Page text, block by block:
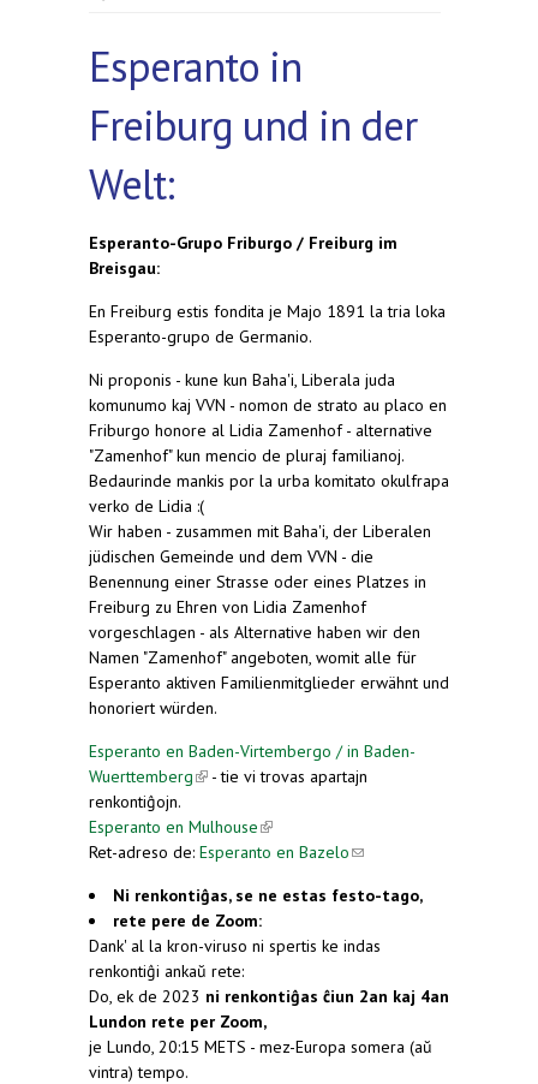
Esperanto in
Freiburg und in der
Welt:
Esperanto-Grupo Friburgo / Freiburg im
Breisgau:
En Freiburg estis fondita je Majo 1891 la tria loka
Esperanto-grupo de Germanio.
Ni proponis - kune kun Baha'i, Liberala juda
komunumo kaj VVN - nomon de strato au placo en
Friburgo honore al Lidia Zamenhof - alternative
"Zamenhof" kun mencio de pluraj familianoj.
Bedaurinde mankis por la urba komitato okulfrapa
verko de Lidia :(
Wir haben - zusammen mit Baha'i, der Liberalen
jüdischen Gemeinde und dem VVN - die
Benennung einer Strasse oder eines Platzes in
Freiburg zu Ehren von Lidia Zamenhof
vorgeschlagen - als Alternative haben wir den
Namen "Zamenhof" angeboten, womit alle für
Esperanto aktiven Familienmitglieder erwähnt und
honoriert würden.
Esperanto en Baden-Virtembergo / in Baden-
Wuerttemberg(link is external)
- tie vi trovas apartajn
renkontiĝojn.
Esperanto en Mulhouse(link is external)
Ret-adreso de: Esperanto en Bazelo(link sends e-
Ni renkontiĝas, se ne estas festo-tago,
rete pere de Zoom:
Dank' al la kron-viruso ni spertis ke indas
renkontiĝi ankaŭ rete:
Do, ek de 2023 ni renkontiĝas ĉiun 2an kaj 4an
Lundon rete per Zoom,
je Lundo, 20:15 METS - mez-Europa somera (aŭ
vintra) tempo.